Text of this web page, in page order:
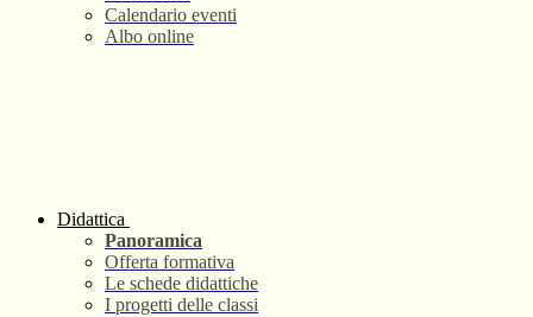
Calendario eventi
Albo online
Didattica
Panoramica
Offerta formativa
Le schede didattiche
I progetti delle classi